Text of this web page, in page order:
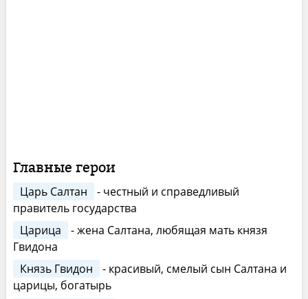
Главные герои
Царь Салтан
- честный и справедливый
правитель государства
Царица
- жена Салтана, любящая мать князя
Гвидона
Князь Гвидон
- красивый, смелый сын Салтана и
царицы, богатырь